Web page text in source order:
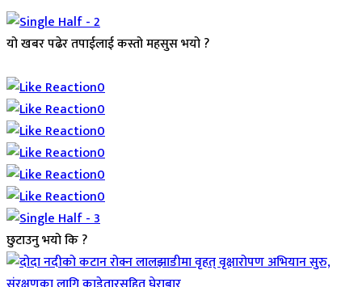
यो खबर पढेर तपाईलाई कस्तो महसुस भयो ?
0
0
0
0
0
0
छुटाउनु भयो कि ?